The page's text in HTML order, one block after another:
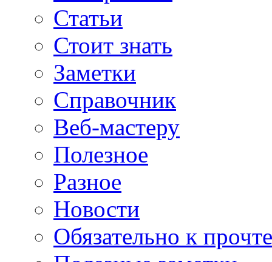
Статьи
Стоит знать
Заметки
Справочник
Веб-мастеру
Полезное
Разное
Новости
Обязательно к